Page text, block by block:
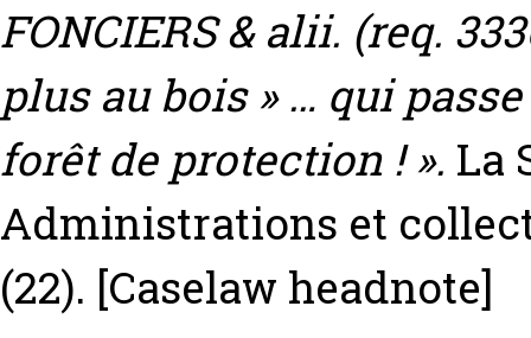
FONCIERS & alii. (req.
plus au bois » … qui
forêt de protection ! ». La
Administrations et
(22). [Caselaw headnote]